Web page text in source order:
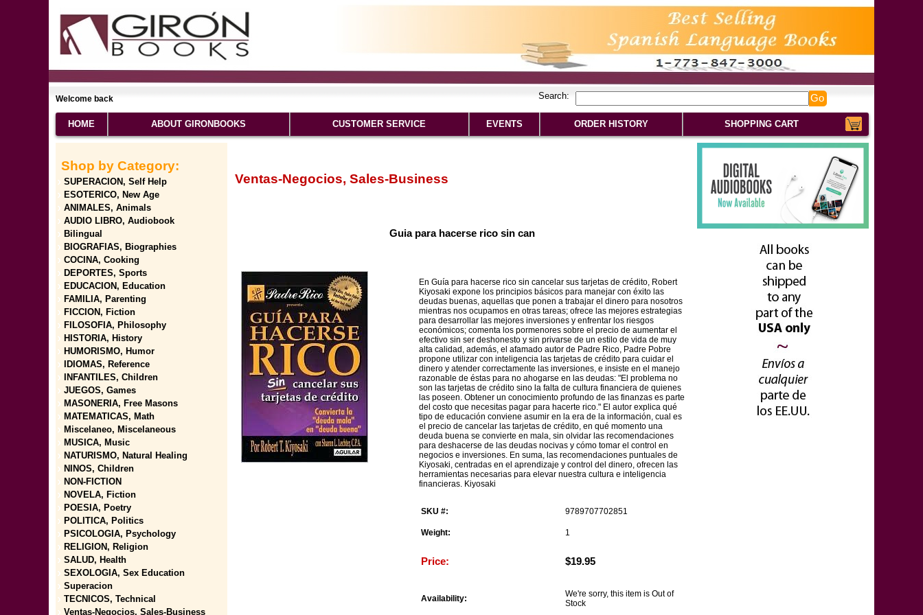
Welcome back Search: Go
HOME ABOUT GIRONBOOKS CUSTOMER SERVICE EVENTS ORDER HISTORY SHOPPING CART
Shop by Category:
SUPERACION, Self Help
ESOTERICO, New Age
ANIMALES, Animals
AUDIO LIBRO, Audiobook
Bilingual
BIOGRAFIAS, Biographies
COCINA, Cooking
DEPORTES, Sports
EDUCACION, Education
FAMILIA, Parenting
FICCION, Fiction
FILOSOFIA, Philosophy
HISTORIA, History
HUMORISMO, Humor
IDIOMAS, Reference
INFANTILES, Children
JUEGOS, Games
MASONERIA, Free Masons
MATEMATICAS, Math
Miscelaneo, Miscelaneous
MUSICA, Music
NATURISMO, Natural Healing
NINOS, Children
NON-FICTION
NOVELA, Fiction
POESIA, Poetry
POLITICA, Politics
PSICOLOGIA, Psychology
RELIGION, Religion
SALUD, Health
SEXOLOGIA, Sex Education
Superacion
TECNICOS, Technical
Ventas-Negocios, Sales-Business
Ventas-Negocios, Sales-Business
Guia para hacerse rico sin can
En Guía para hacerse rico sin cancelar sus tarjetas de crédito, Robert
Kiyosaki expone los principios básicos para manejar con éxito las
deudas buenas, aquellas que ponen a trabajar el dinero para nosotros
mientras nos ocupamos en otras tareas; ofrece las mejores estrategias
para desarrollar las mejores inversiones y enfrentar los riesgos
económicos; comenta los pormenores sobre el precio de aumentar el
efectivo sin ser deshonesto y sin privarse de un estilo de vida de muy
alta calidad, además, el afamado autor de Padre Rico, Padre Pobre
propone utilizar con inteligencia las tarjetas de crédito para cuidar el
dinero y atender correctamente las inversiones, e insiste en el manejo
razonable de éstas para no ahogarse en las deudas: "El problema no
son las tarjetas de crédito sino la falta de cultura financiera de quienes
las poseen. Obtener un conocimiento profundo de las finanzas es parte
del costo que necesitas pagar para hacerte rico." El autor explica qué
tipo de educación conviene asumir en la era de la información, cual es
el precio de cancelar las tarjetas de crédito, en qué momento una
deuda buena se convierte en mala, sin olvidar las recomendaciones
para deshacerse de las deudas nocivas y cómo tomar el control en
negocios e inversiones. En suma, las recomendaciones puntuales de
Kiyosaki, centradas en el aprendizaje y control del dinero, ofrecen las
herramientas necesarias para elevar nuestra cultura e inteligencia
financieras. Kiyosaki
SKU #: 9789707702851
Weight: 1
Price: $19.95
Availability:
We're sorry, this item is Out of
Stock